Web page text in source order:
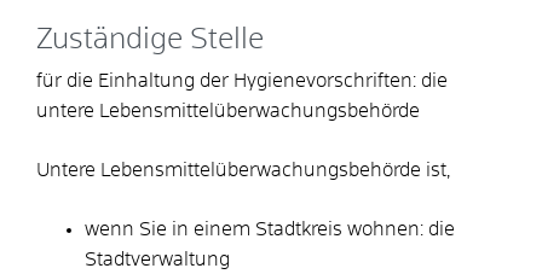
Zuständige Stelle
für die Einhaltung der Hygienevorschriften: die
untere Lebensmittelüberwachungsbehörde
Untere Lebensmittelüberwachungsbehörde ist,
wenn Sie in einem Stadtkreis wohnen: die
Stadtverwaltung